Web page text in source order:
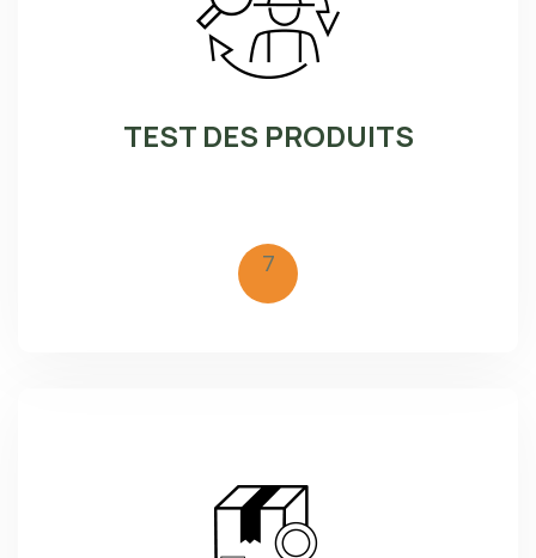
TEST DES PRODUITS
7